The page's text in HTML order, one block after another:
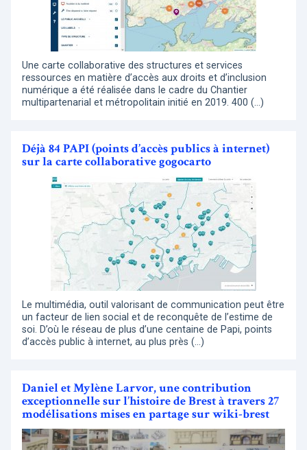
Une carte collaborative des structures et services
ressources en matière d’accès aux droits et d’inclusion
numérique a été réalisée dans le cadre du Chantier
multipartenarial et métropolitain initié en 2019. 400 (…)
Déjà 84 PAPI (points d’accès publics à internet)
sur la carte collaborative gogocarto
Le multimédia, outil valorisant de communication peut être
un facteur de lien social et de reconquête de l’estime de
soi. D’où le réseau de plus d’une centaine de Papi, points
d’accès public à internet, au plus près (…)
Daniel et Mylène Larvor, une contribution
exceptionnelle sur l’histoire de Brest à travers 27
modélisations mises en partage sur wiki-brest